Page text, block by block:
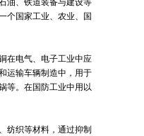
油、铁道装备与建设等
个国家工业、农业、国
在电气、电子工业中应
运输车辆制造中，用于
等。在国防工业中用以
织等材料，通过抑制